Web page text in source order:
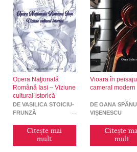
Opera Naţională
Română Iasi – Viziune
cultural-istorică
DE VASILICA STOICIU-
FRUNZĂ
Citește mai
mult
Vioara în peisajul
cameral modern
DE OANA
VIȘENESCU
Citește
mult